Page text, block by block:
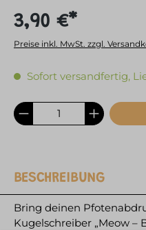
3,90 €*
Preise inkl. MwSt. zzgl.
Sofort versandfertig,
BESCHREIBUNG
Bring deinen
Kugelschreiber „Meow –